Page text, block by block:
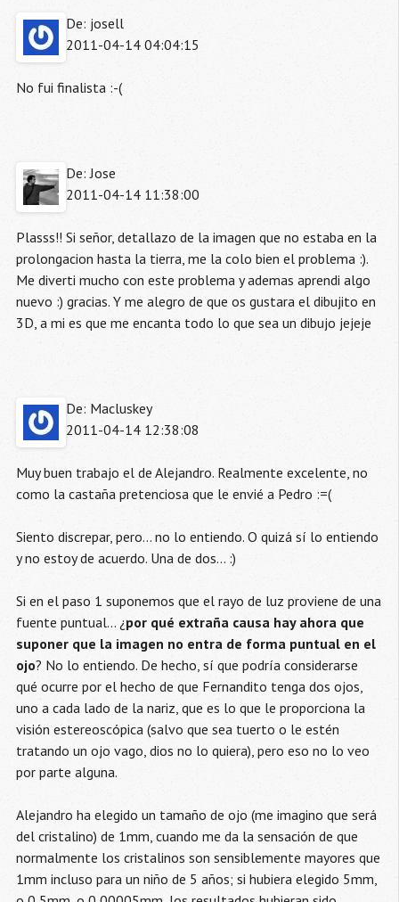
De: josell
2011-04-14 04:04:15
No fui finalista :-(
De: Jose
2011-04-14 11:38:00
Plasss!! Si señor, detallazo de la imagen que no estaba en la
prolongacion hasta la tierra, me la colo bien el problema :).
Me diverti mucho con este problema y ademas aprendi algo
nuevo :) gracias. Y me alegro de que os gustara el dibujito en
3D, a mi es que me encanta todo lo que sea un dibujo jejeje
De: Macluskey
2011-04-14 12:38:08
Muy buen trabajo el de Alejandro. Realmente excelente, no
como la castaña pretenciosa que le envié a Pedro :=(
Siento discrepar, pero... no lo entiendo. O quizá sí lo entiendo
y no estoy de acuerdo. Una de dos... :)
Si en el paso 1 suponemos que el rayo de luz proviene de una
fuente puntual... ¿por qué extraña causa hay ahora que
suponer que la imagen no entra de forma puntual en el
ojo? No lo entiendo. De hecho, sí que podría considerarse
qué ocurre por el hecho de que Fernandito tenga dos ojos,
uno a cada lado de la nariz, que es lo que le proporciona la
visión estereoscópica (salvo que sea tuerto o le estén
tratando un ojo vago, dios no lo quiera), pero eso no lo veo
por parte alguna.
Alejandro ha elegido un tamaño de ojo (me imagino que será
del cristalino) de 1mm, cuando me da la sensación de que
normalmente los cristalinos son sensiblemente mayores que
1mm incluso para un niño de 5 años; si hubiera elegido 5mm,